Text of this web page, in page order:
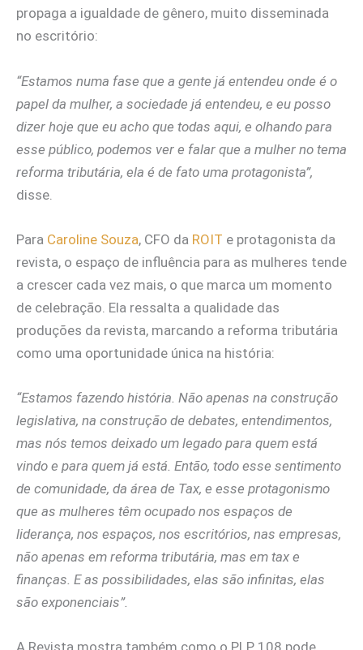
propaga a igualdade de gênero, muito disseminada
no escritório:
“Estamos numa fase que a gente já entendeu onde é o
papel da mulher, a sociedade já entendeu, e eu posso
dizer hoje que eu acho que todas aqui, e olhando para
esse público, podemos ver e falar que a mulher no tema
reforma tributária, ela é de fato uma protagonista”,
disse.
Para Caroline Souza, CFO da ROIT e protagonista da
revista, o espaço de influência para as mulheres tende
a crescer cada vez mais, o que marca um momento
de celebração. Ela ressalta a qualidade das
produções da revista, marcando a reforma tributária
como uma oportunidade única na história:
“Estamos fazendo história. Não apenas na construção
legislativa, na construção de debates, entendimentos,
mas nós temos deixado um legado para quem está
vindo e para quem já está. Então, todo esse sentimento
de comunidade, da área de Tax, e esse protagonismo
que as mulheres têm ocupado nos espaços de
liderança, nos espaços, nos escritórios, nas empresas,
não apenas em reforma tributária, mas em tax e
finanças. E as possibilidades, elas são infinitas, elas
são exponenciais”.